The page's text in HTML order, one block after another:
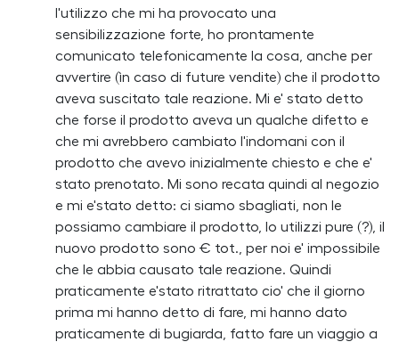
l'utilizzo che mi ha provocato una
sensibilizzazione forte, ho prontamente
comunicato telefonicamente la cosa, anche per
avvertire (ìn caso di future vendite) che il prodotto
aveva suscitato tale reazione. Mi e' stato detto
che forse il prodotto aveva un qualche difetto e
che mi avrebbero cambiato l'indomani con il
prodotto che avevo inizialmente chiesto e che e'
stato prenotato. Mi sono recata quindi al negozio
e mi e'stato detto: ci siamo sbagliati, non le
possiamo cambiare il prodotto, lo utilizzi pure (?), il
nuovo prodotto sono € tot., per noi e' impossibile
che le abbia causato tale reazione. Quindi
praticamente e'stato ritrattato cio' che il giorno
prima mi hanno detto di fare, mi hanno dato
praticamente di bugiarda, fatto fare un viaggio a